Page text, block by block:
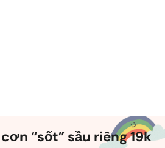
“sốt” sầu riêng 19k